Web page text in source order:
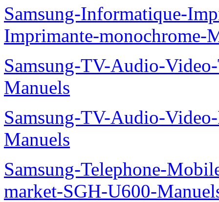
Samsung-Informatique-
Imprimante-monochrome-
Samsung-TV-Audio-
Manuels
Samsung-TV-Audio-
Manuels
Samsung-Telephone-
market-SGH-U600-